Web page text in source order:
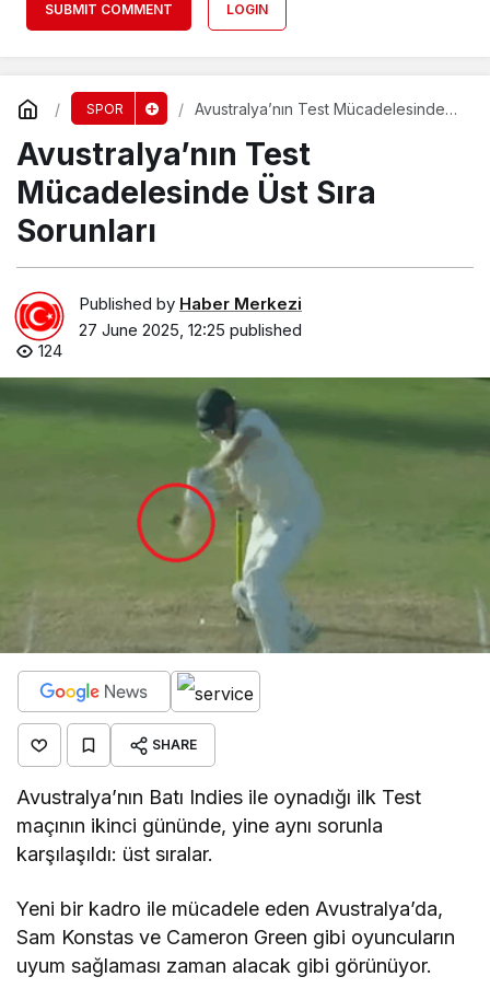
SUBMIT COMMENT LOGIN
SPOR
Avustralya’nın Test Mücadelesinde
Avustralya’nın Test
Mücadelesinde Üst Sıra
Sorunları
Published by Haber Merkezi
27 June 2025, 12:25 published
124
SHARE
Avustralya’nın Batı Indies ile oynadığı ilk Test
maçının ikinci gününde, yine aynı sorunla
karşılaşıldı: üst sıralar.
Yeni bir kadro ile mücadele eden Avustralya’da,
Sam Konstas ve Cameron Green gibi oyuncuların
uyum sağlaması zaman alacak gibi görünüyor.